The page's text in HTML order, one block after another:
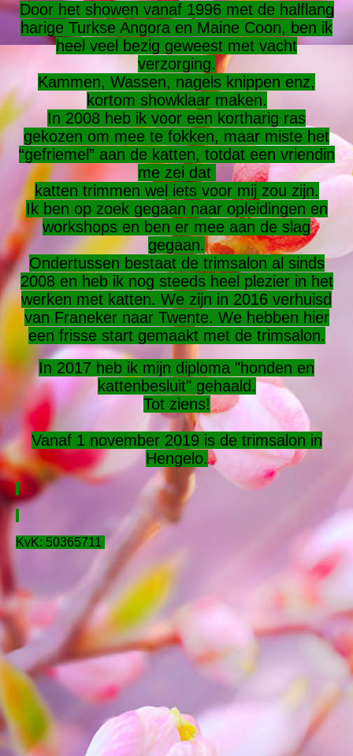
Door het showen vanaf 1996 met de halflang
harige Turkse Angora en Maine Coon, ben ik
heel veel bezig geweest met vacht
verzorging.
Kammen, Wassen, nagels knippen enz,
kortom showklaar maken.
In 2008 heb ik voor een kortharig ras
gekozen om mee te fokken, maar miste het
“gefriemel” aan de katten, totdat een vriendin
me zei dat
katten trimmen wel iets voor mij zou zijn.
Ik ben op zoek gegaan naar opleidingen en
workshops en ben er mee aan de slag
gegaan.
Ondertussen bestaat de trimsalon al sinds
2008 en heb ik nog steeds heel plezier in het
werken met katten. We zijn in 2016 verhuisd
van Franeker naar Twente. We hebben hier
een frisse start gemaakt met de trimsalon.
In 2017 heb ik mijn diploma "honden en
kattenbesluit" gehaald.
Tot ziens!
Vanaf 1 november 2019 is de trimsalon in
Hengelo.
KvK: 50365711